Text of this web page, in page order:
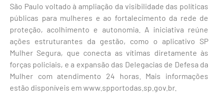
São Paulo voltado à ampliação da visibilidade das políticas
públicas para mulheres e ao fortalecimento da rede de
proteção, acolhimento e autonomia. A iniciativa reúne
ações estruturantes da gestão, como o aplicativo SP
Mulher Segura, que conecta as vítimas diretamente às
forças policiais, e a expansão das Delegacias de Defesa da
Mulher com atendimento 24 horas. Mais informações
estão disponíveis em www.spportodas.sp.gov.br.